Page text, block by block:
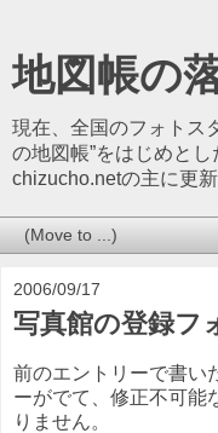
地図帳の
現在、全国のフォトス
の地図帳”をはじめと
chizucho.netの主に更新
2006/09/17
写真館の登録フ
前のエントリーで書い
ーがでて、修正不可能
りません。